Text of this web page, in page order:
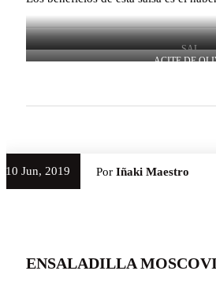
SAL
ACITE DE
10 Jun, 2019 PorIñaki Maestro
ENSALADILLA